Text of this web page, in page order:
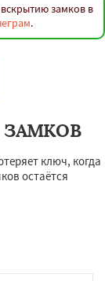
замков в
.
ключ, когда
остаётся